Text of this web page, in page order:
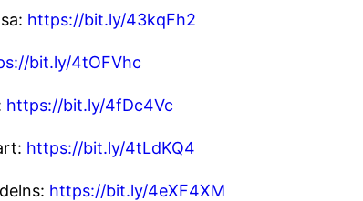
https://bit.ly/43kqFh2
bit.ly/4tOFVhc
https://bit.ly/4fDc4Vc
https://bit.ly/4tLdKQ4
https://bit.ly/4eXF4XM